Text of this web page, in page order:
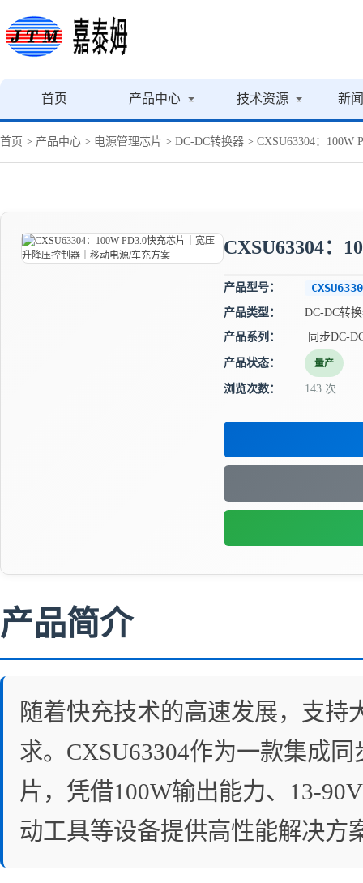
首页 产品中心 技术资源 新
首页 > 产品中心 > 电源管理芯片 > DC-DC转换器 > CXSU63304：100W
CXSU63304：
产品型号：
产品类型：
DC-DC转
产品系列：
同步DC-
产品状态： 量产
浏览次数： 143 次
产品简介
随着快充技术的高速发展，支
求。CXSU63304作为一款集成
片，凭借100W输出能力、13-
动工具等设备提供高性能解决方